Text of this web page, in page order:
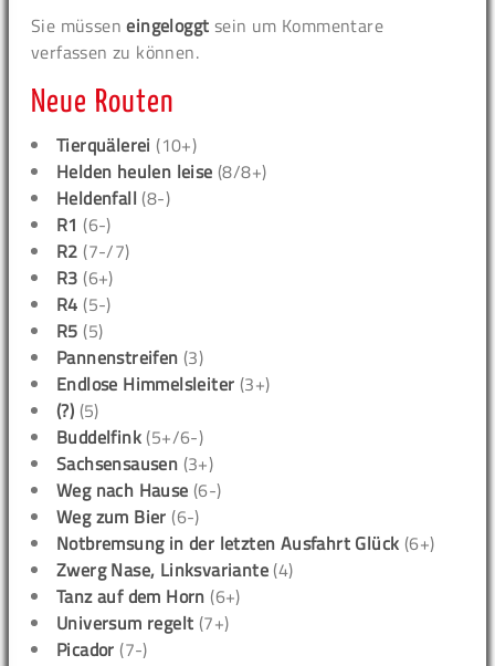
Sie müsseneingeloggt sein um Kommentare
verfassen zu können.
Neue Routen
Tierquälerei (10+)
Helden heulen leise (8/8+)
Heldenfall (8-)
R1 (6-)
R2 (7-/7)
R3 (6+)
R4 (5-)
R5 (5)
Pannenstreifen (3)
Endlose Himmelsleiter (3+)
(?) (5)
Buddelfink (5+/6-)
Sachsensausen (3+)
Weg nach Hause (6-)
Weg zum Bier (6-)
Notbremsung in der letzten Ausfahrt Glück (6+)
Zwerg Nase, Linksvariante (4)
Tanz auf dem Horn (6+)
Universum regelt (7+)
Picador (7-)